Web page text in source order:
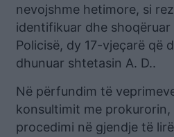
nevojshme hetimore, si
identifikuar dhe
Policisë, dy 17-vjeçarë që
dhunuar shtetasin A. D..
Në përfundim të
konsultimit me
procedimi në gjendje të